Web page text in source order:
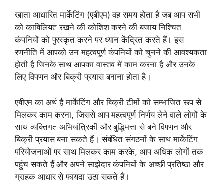
खाता आधारित मार्केटिंग (एबीएम) वह समय होता है जब आप सभी
को काबिलियत रखने की कोशिश करने की बजाय निश्चित
कंपनियों को पुरस्कृत करने पर ध्यान केंद्रित करते हैं। इस
रणनीति में आपको उन महत्वपूर्ण कंपनियों को चुनने की आवश्यकता
होती है जिनके साथ आपका वास्तव में काम करना है और उनके
लिए विपणन और बिक्री प्रयास बनाना होता है।
एबीएम का अर्थ है मार्केटिंग और बिक्री टीमों को सम्भाजित रूप से
मिलकर काम करना, जिससे आप महत्वपूर्ण निर्णय लेने वाले लोगों के
साथ व्यक्तिगत अभियांत्रिकी और बुद्धिमत्ता से बने विपणन और
बिक्री प्रयास बना सकते हैं। संबंधित संगठनों के साथ मार्केटिंग
परियोजनाओं पर साथ मिलकर काम करके, आप अधिक लोगों तक
पहुंच सकते हैं और अपने साझेदार कंपनियों के अच्छी प्रतिष्ठा और
ग्राहक आधार से फायदा उठा सकते हैं।